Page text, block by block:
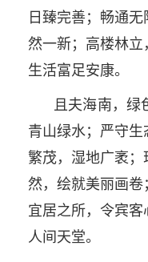
日臻完善；畅通
然一新；高楼林立
生活富足安康。
且夫海南，
青山绿水；严守
繁茂，湿地广袤；
然，绘就美丽画卷
宜居之所，令宾
人间天堂。